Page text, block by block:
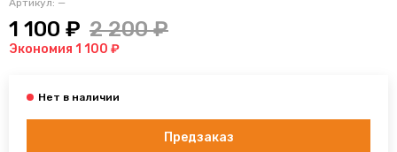
1 100 ₽ 2 200 ₽
Экономия 1 100 ₽
Предзаказ